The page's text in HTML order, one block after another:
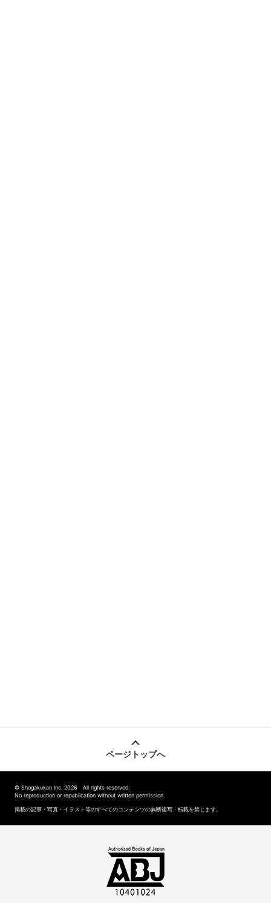
ページトップへ
© Shogakukan Inc. 2026 All rights reserved.
No reproduction or republication without written permission.
掲載の記事・写真・イラスト等のすべてのコンテンツの無断複写・転載を禁じます。